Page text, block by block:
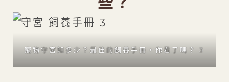
寵物守宮知多少？最佳的飼養手冊，你看了嗎？ 3